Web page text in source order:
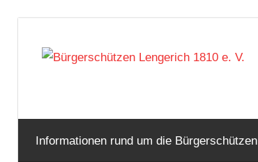
Inhalt
Informationen rund um die Bürgerschützen